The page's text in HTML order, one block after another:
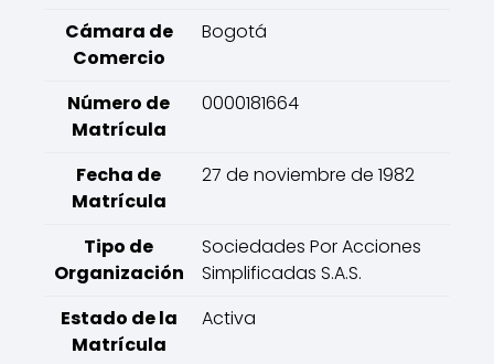
Cámara de
Comercio
Bogotá
Número de
Matrícula
0000181664
Fecha de
Matrícula
27 de noviembre de 1982
Tipo de
Organización
Sociedades Por Acciones
Simplificadas S.A.S.
Estado de la
Matrícula
Activa